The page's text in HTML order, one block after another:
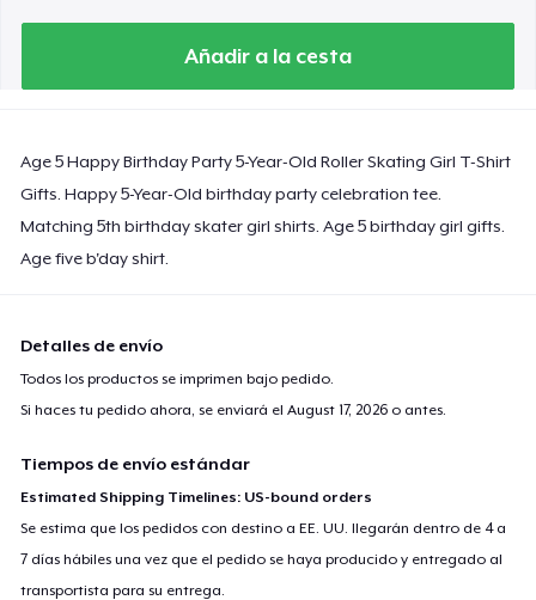
Añadir a la cesta
Age 5 Happy Birthday Party 5-Year-Old Roller Skating Girl T-Shirt
Gifts. Happy 5-Year-Old birthday party celebration tee.
Matching 5th birthday skater girl shirts. Age 5 birthday girl gifts.
Age five b'day shirt.
Detalles de envío
Todos los productos se imprimen bajo pedido.
Si haces tu pedido ahora, se enviará elAugust 17, 2026 o antes.
Tiempos de envío estándar
Estimated Shipping Timelines: US-bound orders
Se estima que los pedidos con destino a EE. UU. llegarán dentro de 4 a
7 días hábiles una vez que el pedido se haya producido y entregado al
transportista para su entrega.